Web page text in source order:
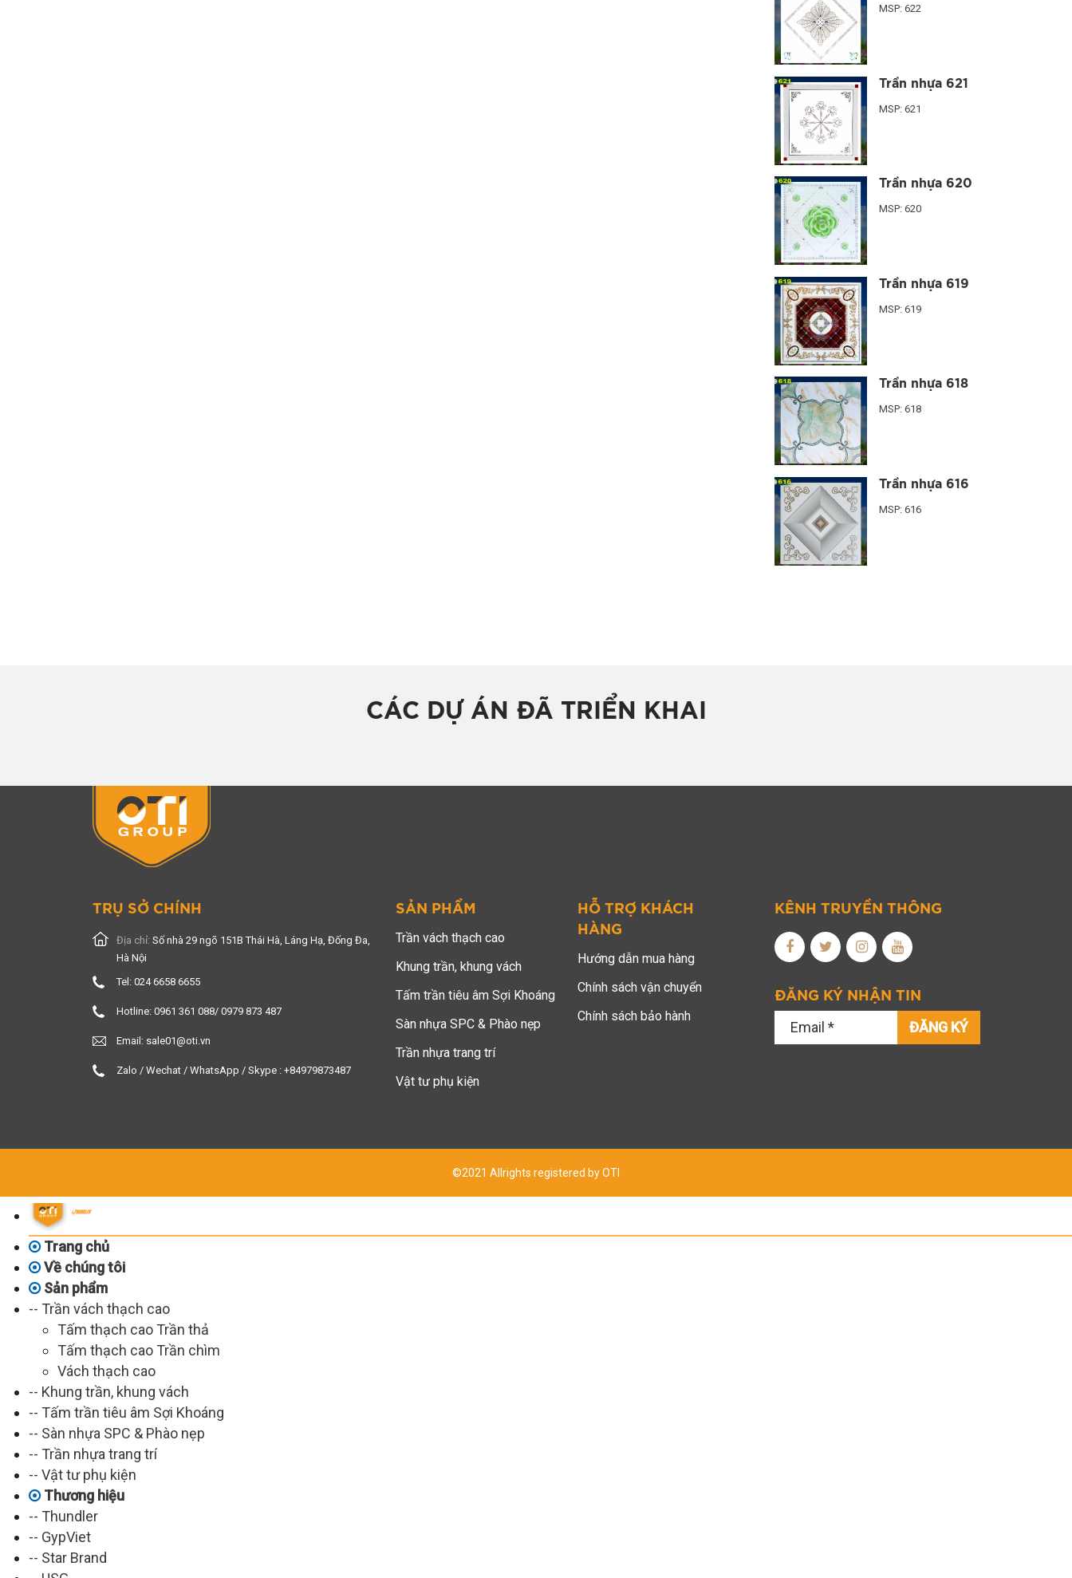
MSP: 622
Trần nhựa 621
MSP: 621
Trần nhựa 620
MSP: 620
Trần nhựa 619
MSP: 619
Trần nhựa 618
MSP: 618
Trần nhựa 616
MSP: 616
CÁC DỰ ÁN ĐÃ TRIỂN KHAI
TRỤ SỞ CHÍNH
Địa chỉ: Số nhà 29 ngõ 151B Thái Hà, Láng Hạ, Đống Đa,
Hà Nội
Tel: 024 6658 6655
Hotline: 0961 361 088/ 0979 873 487
Email: sale01@oti.vn
Zalo / Wechat / WhatsApp / Skype : +84979873487
SẢN PHẨM
Trần vách thạch cao
Khung trần, khung vách
Tấm trần tiêu âm Sợi Khoáng
Sàn nhựa SPC & Phào nẹp
Trần nhựa trang trí
Vật tư phụ kiện
HỖ TRỢ KHÁCH
HÀNG
Hướng dẫn mua hàng
Chính sách vận chuyển
Chính sách bảo hành
KÊNH TRUYỀN THÔNG
ĐĂNG KÝ NHẬN TIN
ĐĂNG KÝ
©2021 Allrights registered by OTI
Trang chủ
Về chúng tôi
Sản phẩm
-- Trần vách thạch cao
Tấm thạch cao Trần thả
Tấm thạch cao Trần chìm
Vách thạch cao
-- Khung trần, khung vách
-- Tấm trần tiêu âm Sợi Khoáng
-- Sàn nhựa SPC & Phào nẹp
-- Trần nhựa trang trí
-- Vật tư phụ kiện
Thương hiệu
-- Thundler
-- GypViet
-- Star Brand